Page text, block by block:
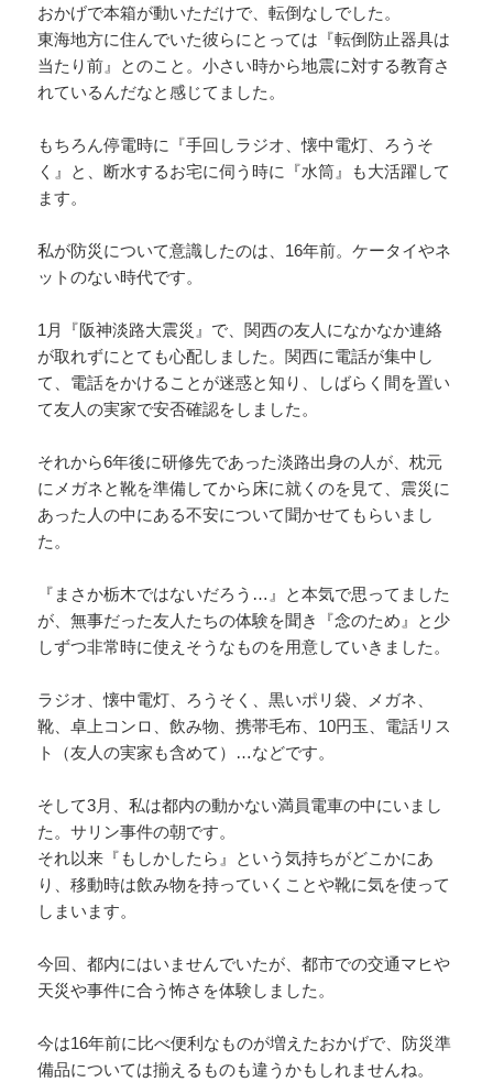
おかげで本箱が動いただけで、転倒なしでした。
東海地方に住んでいた彼らにとっては『転倒防止器具は
当たり前』とのこと。小さい時から地震に対する教育さ
れているんだなと感じてました。
もちろん停電時に『手回しラジオ、懐中電灯、ろうそ
く』と、断水するお宅に伺う時に『水筒』も大活躍して
ます。
私が防災について意識したのは、16年前。ケータイやネ
ットのない時代です。
1月『阪神淡路大震災』で、関西の友人になかなか連絡
が取れずにとても心配しました。関西に電話が集中し
て、電話をかけることが迷惑と知り、しばらく間を置い
て友人の実家で安否確認をしました。
それから6年後に研修先であった淡路出身の人が、枕元
にメガネと靴を準備してから床に就くのを見て、震災に
あった人の中にある不安について聞かせてもらいまし
た。
『まさか栃木ではないだろう…』と本気で思ってました
が、無事だった友人たちの体験を聞き『念のため』と少
しずつ非常時に使えそうなものを用意していきました。
ラジオ、懐中電灯、ろうそく、黒いポリ袋、メガネ、
靴、卓上コンロ、飲み物、携帯毛布、10円玉、電話リス
ト（友人の実家も含めて）…などです。
そして3月、私は都内の動かない満員電車の中にいまし
た。サリン事件の朝です。
それ以来『もしかしたら』という気持ちがどこかにあ
り、移動時は飲み物を持っていくことや靴に気を使って
しまいます。
今回、都内にはいませんでいたが、都市での交通マヒや
天災や事件に合う怖さを体験しました。
今は16年前に比べ便利なものが増えたおかげで、防災準
備品については揃えるものも違うかもしれませんね。